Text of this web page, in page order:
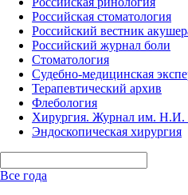
Российская стоматология
Российский вестник
Российский журнал боли
Стоматология
Судебно-медицинская
Терапевтический архив
Флебология
Хирургия. Журнал им. Н.И.
Эндоскопическая хирургия
Все года